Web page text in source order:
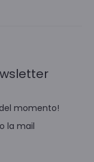
momento!
la mail